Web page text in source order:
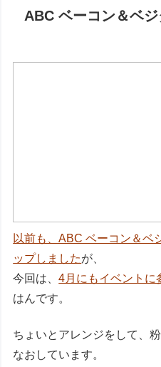
ABC ベーコン＆ベ
以前も、ABC ベーコン＆ベ
ップしましたが、
今回は、4月にもイベントに
はんです。
ちょいとアレンジをして、
なおしています。